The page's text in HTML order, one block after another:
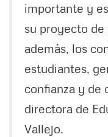
importante y
su proyecto de
además, los
estudiantes,
confianza y de
directora de
Vallejo.